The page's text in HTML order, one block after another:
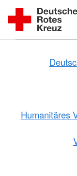
Humanitäres